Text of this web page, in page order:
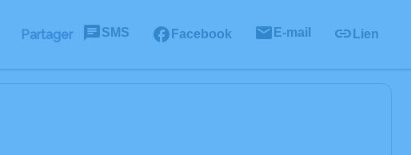
Partager SMS Facebook E-mail Lien